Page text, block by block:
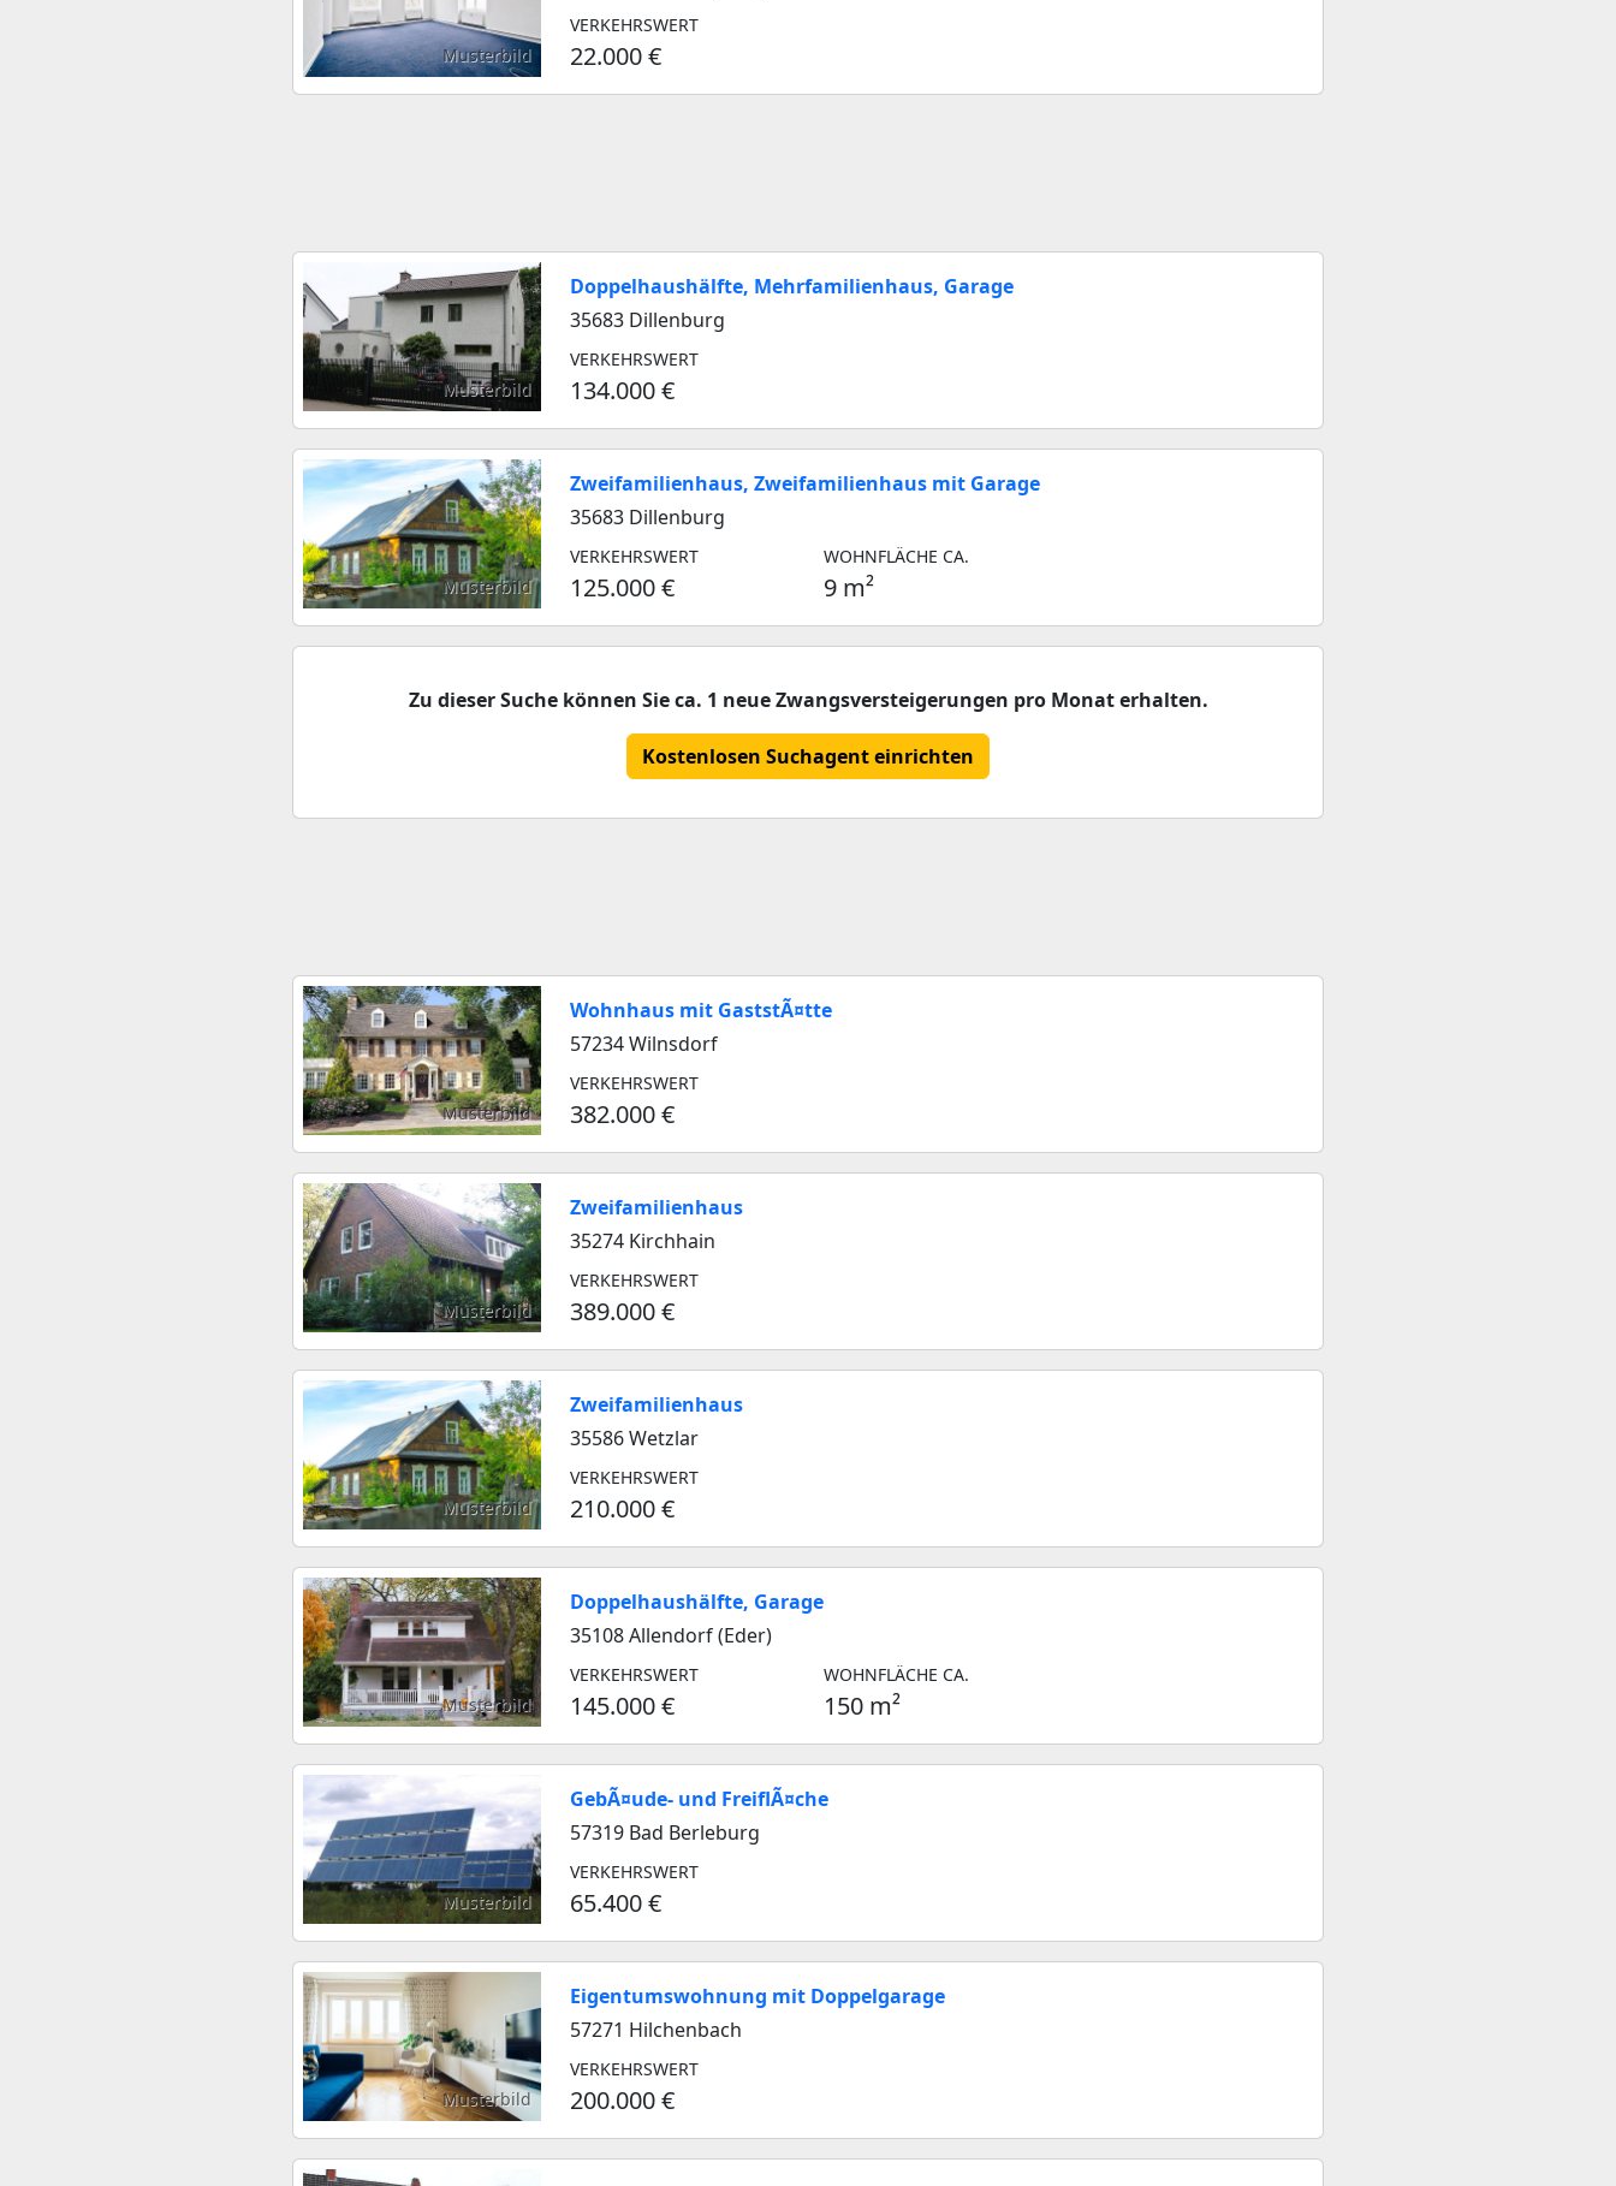
Musterbild
VERKEHRSWERT
22.000 €
Musterbild
Doppelhaushälfte, Mehrfamilienhaus, Garage
35683 Dillenburg
VERKEHRSWERT
134.000 €
Musterbild
Zweifamilienhaus, Zweifamilienhaus mit Garage
35683 Dillenburg
VERKEHRSWERT
125.000 €
WOHNFLÄCHE CA.
9 m²
Zu dieser Suche können Sie ca. 1 neue Zwangsversteigerungen pro Monat erhalten.
Kostenlosen Suchagent einrichten
Musterbild
Wohnhaus mit GaststÃ¤tte
57234 Wilnsdorf
VERKEHRSWERT
382.000 €
Musterbild
Zweifamilienhaus
35274 Kirchhain
VERKEHRSWERT
389.000 €
Musterbild
Zweifamilienhaus
35586 Wetzlar
VERKEHRSWERT
210.000 €
Musterbild
Doppelhaushälfte, Garage
35108 Allendorf (Eder)
VERKEHRSWERT
145.000 €
WOHNFLÄCHE CA.
150 m²
Musterbild
GebÃ¤ude- und FreiflÃ¤che
57319 Bad Berleburg
VERKEHRSWERT
65.400 €
Musterbild
Eigentumswohnung mit Doppelgarage
57271 Hilchenbach
VERKEHRSWERT
200.000 €